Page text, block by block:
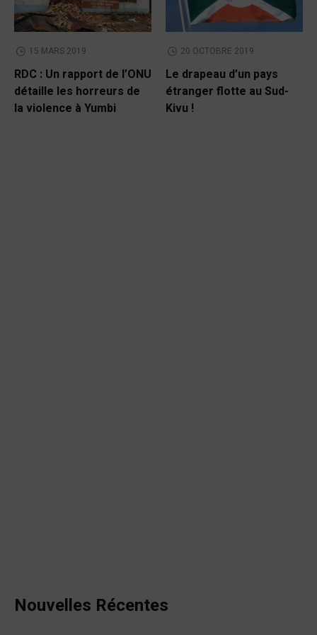
15 MARS 2019
RDC : Un rapport de l’ONU
détaille les horreurs de
la violence à Yumbi
20 OCTOBRE 2019
Le drapeau d’un pays
étranger flotte au Sud-
Kivu !
Nouvelles Récentes